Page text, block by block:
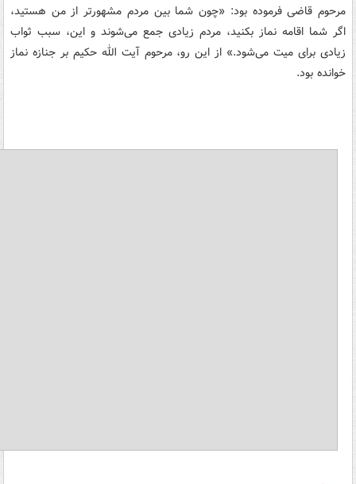
مرحوم قاضی فرموده بود: «چون شما بین مردم مشهورتر از من هستید،
اگر شما اقامه نماز بکنید، مردم زیادی جمع می‌شوند و این، سبب ثواب
زیادی برای میت می‌شود.» از این رو، مرحوم آیت الله حکیم بر جنازه نماز
خوانده بود.